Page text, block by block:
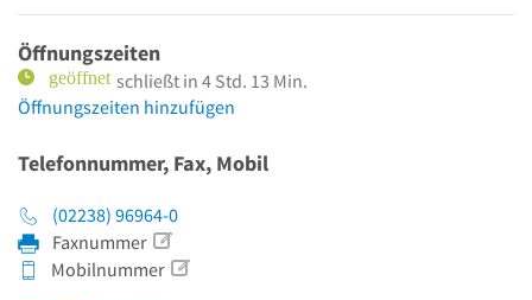
Öffnungszeiten
schließt in 4 Std. 13 Min.
Öffnungszeiten hinzufügen
Telefonnummer, Fax, Mobil
(02238) 96964-0
Faxnummer
Mobilnummer